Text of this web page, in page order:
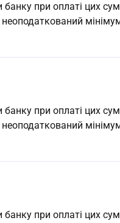
при оплаті цих
при оплаті цих
при оплаті цих